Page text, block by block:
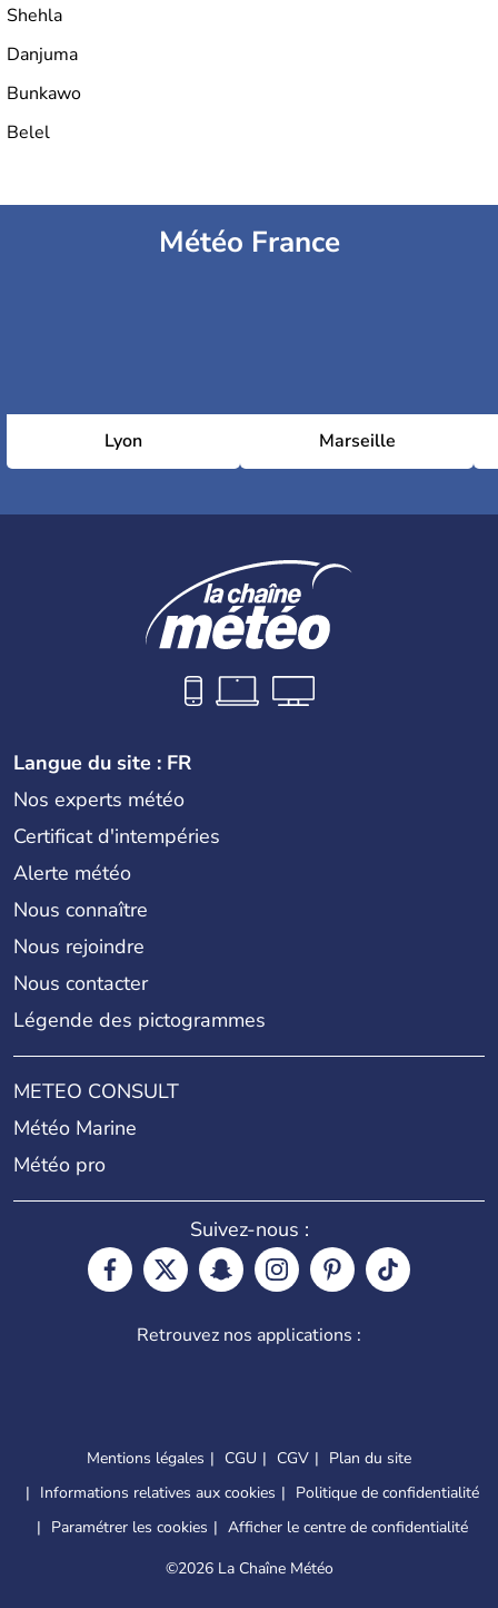
Shehla
Danjuma
Bunkawo
Belel
Météo France
Lyon Marseille
Langue du site : FR
Nos experts météo
Certificat d'intempéries
Alerte météo
Nous connaître
Nous rejoindre
Nous contacter
Légende des pictogrammes
METEO CONSULT
Météo Marine
Météo pro
Suivez-nous :
Retrouvez nos applications :
Mentions légales CGU CGV
Plan du site
Informations relatives aux cookies
Politique de confidentialité
Paramétrer les cookies
Afficher le centre de confidentialité
©2026 La Chaîne Météo